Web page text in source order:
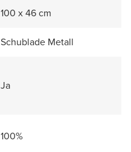
100 x 46 cm
Schublade Metall
Ja
100%